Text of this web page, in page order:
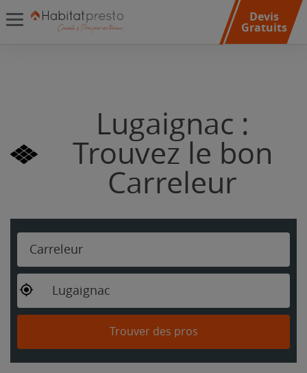
Devis
Gratuits
Lugaignac :
Trouvez le bon
Carreleur
Carreleur
Lugaignac
Trouver des pros